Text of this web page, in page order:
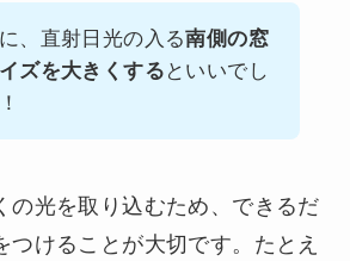
、直射日光の入る南側の窓
ズを大きくする といいでし
の光を取り込むため、できるだ
つけることが大切です。たとえ